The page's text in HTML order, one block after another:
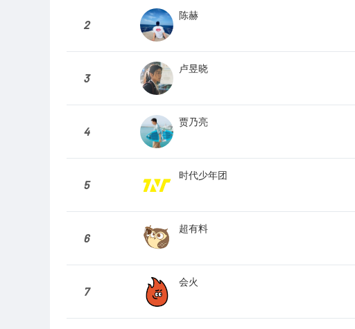
2
陈赫
3
卢昱晓
4
贾乃亮
5
时代少年团
6
超有料
7
会火